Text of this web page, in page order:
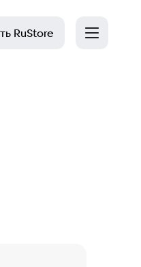
RuStore